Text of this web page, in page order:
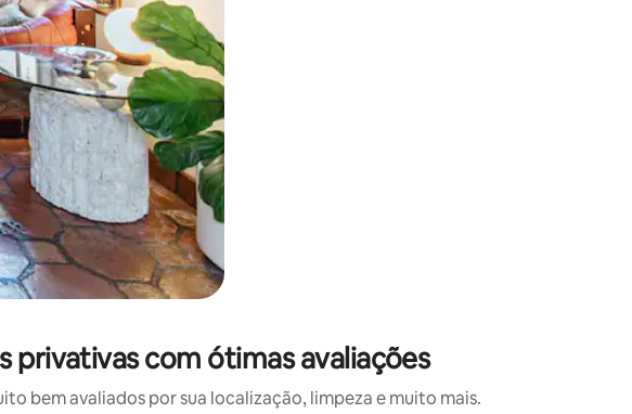
privativas com ótimas avaliações
bem avaliados por sua localização, limpeza e muito mais.